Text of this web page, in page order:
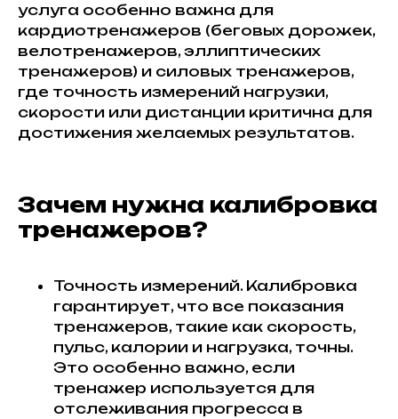
услуга особенно важна для
кардиотренажеров (беговых дорожек,
велотренажеров, эллиптических
тренажеров) и силовых тренажеров,
где точность измерений нагрузки,
скорости или дистанции критична для
достижения желаемых результатов.
Зачем нужна калибровка
тренажеров?
Точность измерений. Калибровка
гарантирует, что все показания
тренажеров, такие как скорость,
пульс, калории и нагрузка, точны.
Это особенно важно, если
тренажер используется для
отслеживания прогресса в